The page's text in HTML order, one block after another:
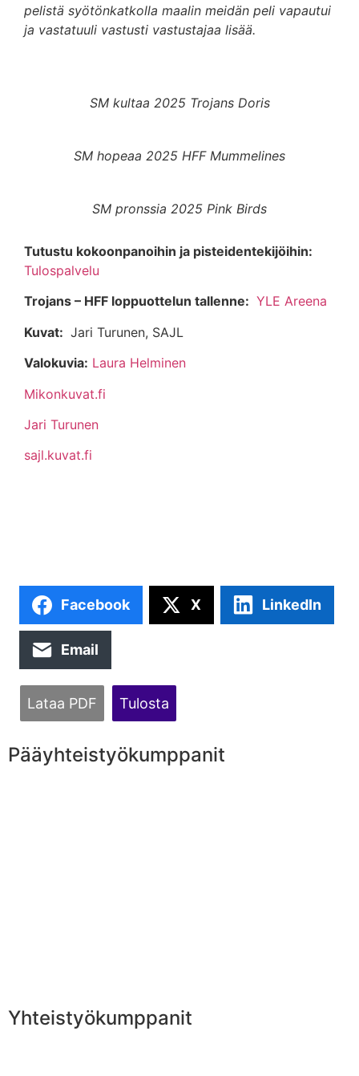
pelistä syötönkatkolla maalin meidän peli vapautui
ja vastatuuli vastusti vastustajaa lisää.
SM kultaa 2025 Trojans Doris
SM hopeaa 2025 HFF Mummelines
SM pronssia 2025 Pink Birds
Tutustu kokoonpanoihin ja pisteidentekijöihin:
Tulospalvelu
Trojans – HFF loppuottelun tallenne: YLE Areena
Kuvat: Jari Turunen, SAJL
Valokuvia: Laura Helminen
Mikonkuvat.fi
Jari Turunen
sajl.kuvat.fi
Facebook X LinkedIn
Email
Lataa PDF Tulosta
Pääyhteistyökumppanit
Yhteistyökumppanit